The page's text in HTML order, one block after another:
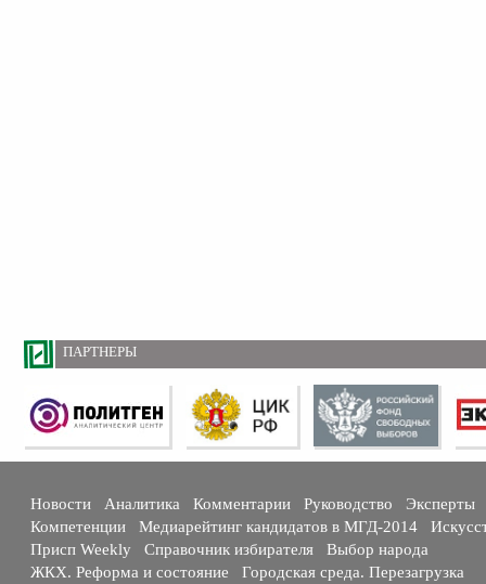
ПАРТНЕРЫ
Новости Аналитика Комментарии Руководство
Эксперты
Компетенции
Медиарейтинг кандидатов в МГД-2014
Присп Weekly
Справочник избирателя
Выбор народа
ЖКХ. Реформа и состояние
Городская среда. Перезагрузка